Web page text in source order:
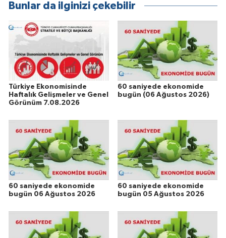
Bunlar da ilginizi çekebilir
Türkiye Ekonomisinde
Haftalık Gelişmeler ve Genel
Görünüm 7.08.2026
60 saniyede ekonomide
bugün (06 Ağustos 2026)
60 saniyede ekonomide
bugün 06 Ağustos 2026
60 saniyede ekonomide
bugün 05 Ağustos 2026